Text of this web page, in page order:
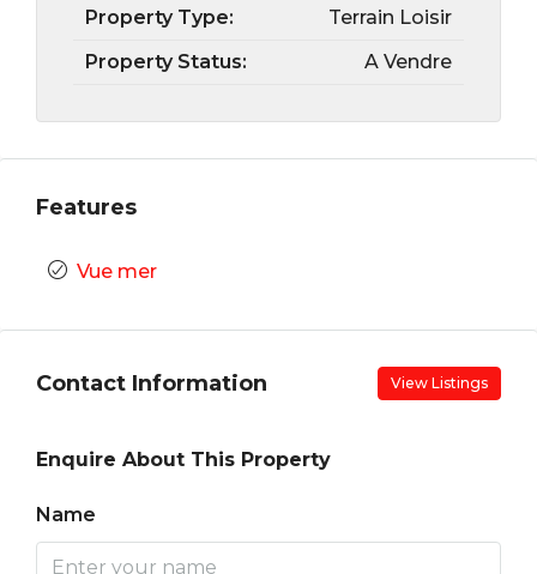
Property Type:
Terrain Loisir
Property Status:
A Vendre
Features
Vue mer
Contact Information View Listings
Enquire About This Property
Name